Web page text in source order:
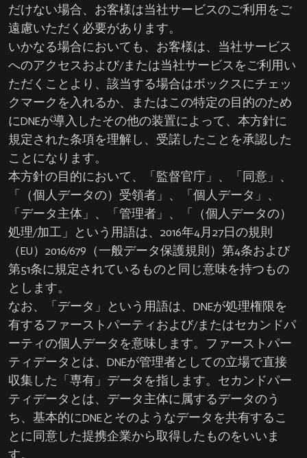
だけない場合、お客様は当社サービスのご利用をご
遠慮いただく必要があります。
いかなる場合においても、お客様は、当社サービス
へのアクセスおよび/または当社サービスをご利用い
ただくことより、該当する場合はボックスにチェッ
クマークを入れるか、またはこの特定の目的のため
にDNEが導入したその他の装置によって、本方針に
規定された条項を理解し、受諾したことを承認した
ことになります。
本方針の目的において、「監督官庁」、「同意」、
「（個人データの）受領者」、「個人データ」、
「データ主体」、「管理者」、「（個人データの）
処理/加工」という用語は、2016年4月27日の規則
（EU）2016/679（一般データ保護規則）第4条および
第51条に規定されているものと同じ意味を持つもの
とします。
なお、「データ」という用語は、DNEが処理権限を
有するファーストパーティおよび/またはセカンドパ
ーティの個人データを意味します。ファーストパー
ティデータとは、DNEが管理者としての立場で直接
収集した「専有」データを指します。セカンドパー
ティデータとは、データ主体に属するデータのう
ち、基本的にDNEとそのようなデータを共有するこ
とに同意した提携企業から取得したものをいいま
す。